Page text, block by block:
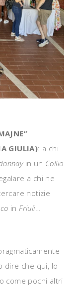
GIULIA): a chi
in un Collio
a chi ne
notizie
inFriuli…
dire che qui, lo
come pochi altri